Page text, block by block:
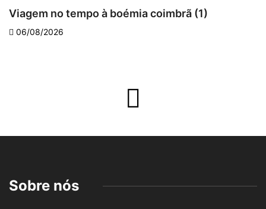
Viagem no tempo à boémia coimbrã (1)
06/08/2026
Sobre nós